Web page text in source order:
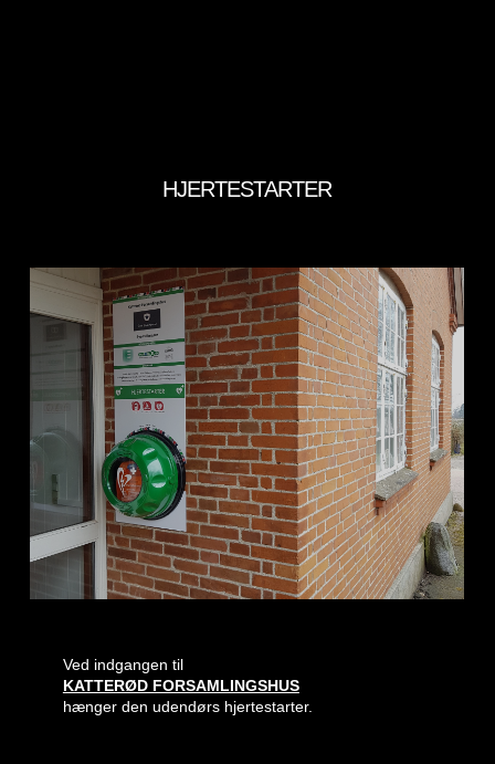
HJERTESTARTER
Ved indgangen til
KATTERØD FORSAMLINGSHUS
hænger den udendørs hjertestarter.